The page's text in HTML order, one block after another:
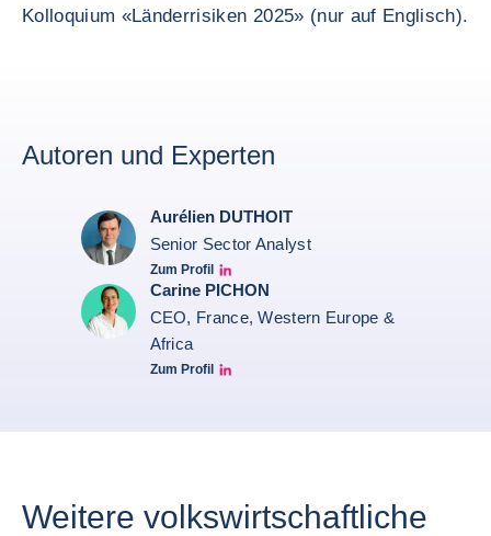
Kolloquium «Länderrisiken 2025» (nur auf Englisch).
Autoren und Experten
Aurélien DUTHOIT
Senior Sector Analyst
Zum Profil
Aurélien Duthoit Linkedin profile
Carine PICHON
CEO, France, Western Europe &
Africa
Zum Profil
Carine Pichon Linkedin
Weitere volkswirtschaftliche